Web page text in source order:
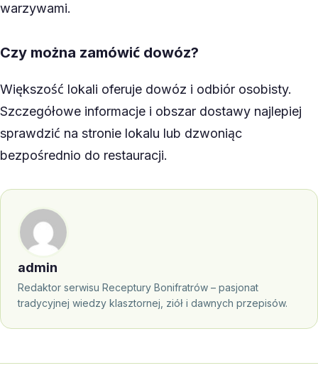
warzywami.
Czy można zamówić dowóz?
Większość lokali oferuje dowóz i odbiór osobisty.
Szczegółowe informacje i obszar dostawy najlepiej
sprawdzić na stronie lokalu lub dzwoniąc
bezpośrednio do restauracji.
admin
Redaktor serwisu Receptury Bonifratrów – pasjonat
tradycyjnej wiedzy klasztornej, ziół i dawnych przepisów.